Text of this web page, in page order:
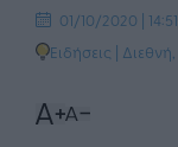
01/10/2020 | 14:51
Ειδήσεις | Διεθνή